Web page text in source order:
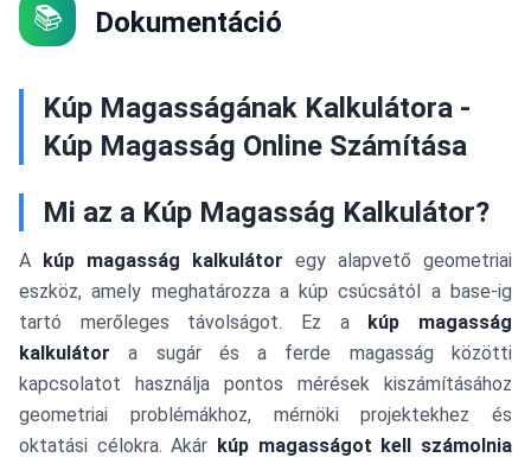
📚 Dokumentáció
Kúp Magasságának Kalkulátora -
Kúp Magasság Online Számítása
Mi az a Kúp Magasság Kalkulátor?
A kúp magasság kalkulátor egy alapvető geometriai
eszköz, amely meghatározza a kúp csúcsától a base-ig
tartó merőleges távolságot. Ez a kúp magasság
kalkulátor a sugár és a ferde magasság közötti
kapcsolatot használja pontos mérések kiszámításához
geometriai problémákhoz, mérnöki projektekhez és
oktatási célokra. Akár kúp magasságot kell számolnia